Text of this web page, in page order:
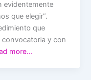
evidentemente
que elegir”.
que
y con
more…